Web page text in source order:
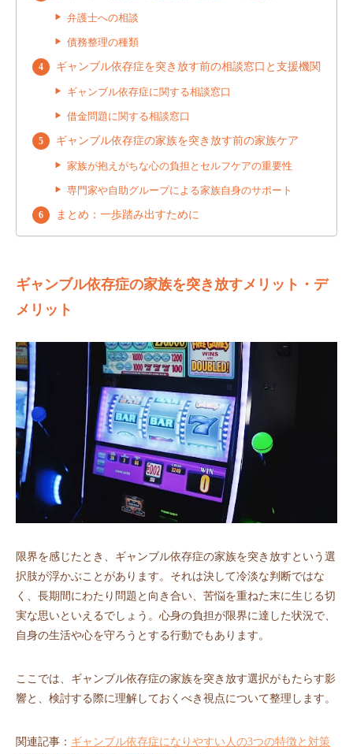
弁護士への相談
債務整理の種類
ギャンブル依存症を突き放す前の相談窓口と支援機関
ギャンブル依存症に関する相談窓口
借金問題に関する相談窓口
ギャンブル依存症の家族を突き放す前の家族ケア
家族が抱えがちな心の負担とセルフケアの重要性
専門家や自助グループによる家族自身のサポート
まとめ：一歩踏み出すために
ギャンブル依存症の家族を突き放すメリット・デ
メリット
限界を感じたとき、ギャンブル依存症の家族を突き放すという選
択肢が浮かぶことがあります。それは決して冷淡な判断ではな
く、長期間にわたり問題と向き合い、苦悩を重ねた末に生じる切
実な思いといえるでしょう。心身の負担が限界に達した状況で、
自身の生活や心を守ろうとする行動でもあります。
ここでは、ギャンブル依存症の家族を突き放す選択がもたらす影
響と、検討する際に理解しておくべき視点について整理します。
関連記事： ギャンブル依存症になりやすい人の3つの特徴と対策